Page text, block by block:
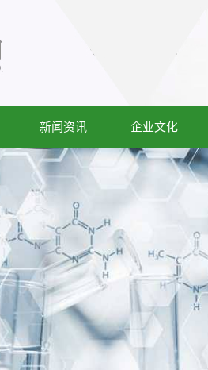
新闻资讯 企业文化